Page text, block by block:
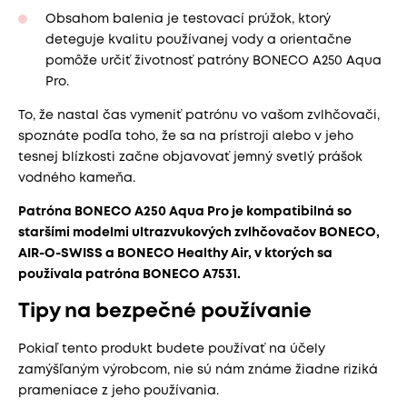
Obsahom balenia je testovací prúžok, ktorý
deteguje kvalitu používanej vody a orientačne
pomôže určiť životnosť patróny BONECO A250 Aqua
Pro.
To, že nastal čas vymeniť patrónu vo vašom zvlhčovači,
spoznáte podľa toho, že sa na prístroji alebo v jeho
tesnej blízkosti začne objavovať jemný svetlý prášok
vodného kameňa.
Patróna BONECO A250 Aqua Pro je kompatibilná so
staršími modelmi ultrazvukových zvlhčovačov BONECO,
AIR-O-SWISS a BONECO Healthy Air, v ktorých sa
používala patróna BONECO A7531.
Tipy na bezpečné používanie
Pokiaľ tento produkt budete používať na účely
zamýšľaným výrobcom, nie sú nám známe žiadne riziká
prameniace z jeho používania.